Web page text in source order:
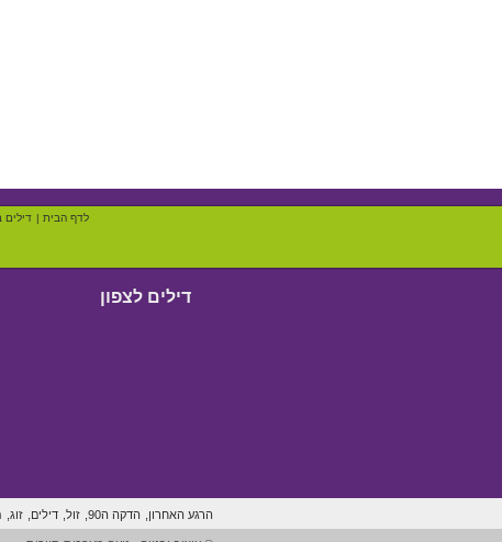
לדף הבית | דילים
דילים לצפון
הרגע האחרון, הדקה ה90, זול, דילים, זוג,